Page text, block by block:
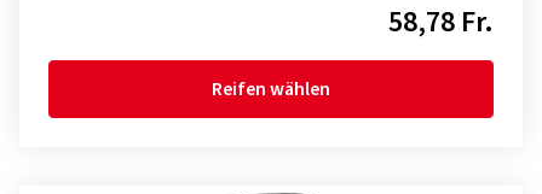
58,78 Fr.
Reifen wählen